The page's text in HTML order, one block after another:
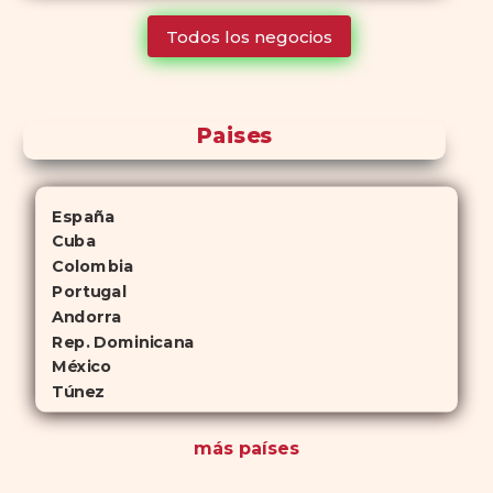
tiempo que Viagra, lo que lo convierte en una opción atractiva
para quienes no desean planificar sus actividades románticas con
Todos los negocios
Paises
España
Cuba
Colombia
Portugal
Andorra
Rep. Dominicana
México
Túnez
más países